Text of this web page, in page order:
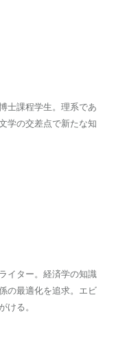
士課程学生。理系であ
学の交差点で新たな知
イター。経済学の知識
の最適化を追求。エビ
る。